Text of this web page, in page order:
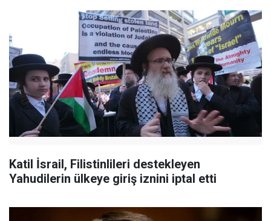
Katil İsrail, Filistinlileri destekleyen
Yahudilerin ülkeye giriş iznini iptal etti